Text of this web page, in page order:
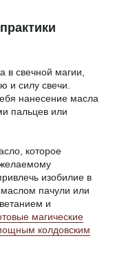
в свечной магии,
и силу свечи.
нанесение масла
пальцев или
которое
изобилие в
пачули или
и
магические
колдовским